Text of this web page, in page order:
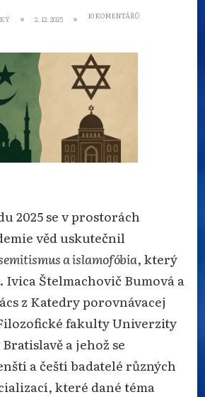
2. 12. 2025 10 KOMENTÁŘŮ
2025 se v prostorách
věd uskutečnil
a islamofóbia, který
Ivica Štelmachovič Bumová a
z Katedry porovnávacej
fakulty Univerzity
a jehož se
a čeští badatelé různých
které dané téma